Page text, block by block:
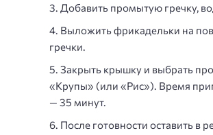
Добавить промытую гречку,
Выложить фрикадельки на
гречки.
Закрыть крышку и выбрать
«Крупы» (или «Рис»). Время
— 35 минут.
После готовности оставить в